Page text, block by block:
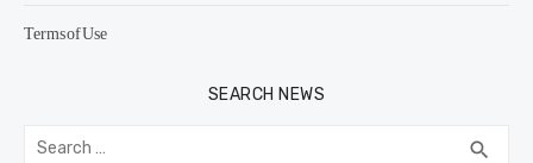
Terms of Use
SEARCH NEWS
Search search